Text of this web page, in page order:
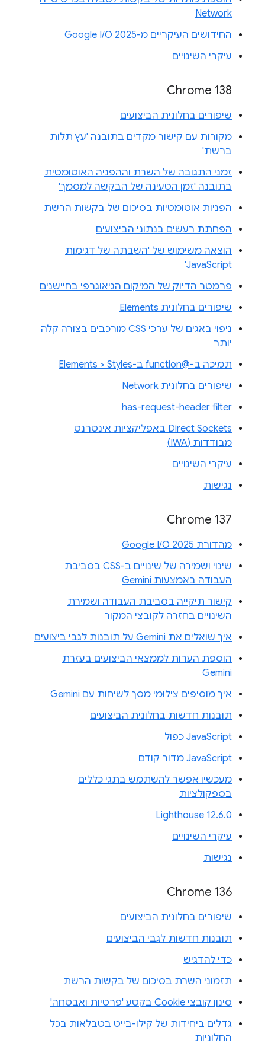
Network
החידושים העיקריים מ-Google I/O 2025
עיקרי השינויים
Chrome 138
שיפורים בחלונית הביצועים
מקורות עם קישור מקדים בתובנה 'עץ תלות
ברשת'
זמני התגובה של השרת וההפניה האוטומטית
בתובנה 'זמן הטעינה של הבקשה למסמך'
הפניות אוטומטיות בסיכום של בקשות הרשת
הפחתת רעשים בנתוני הביצועים
הוצאה משימוש של 'השבתה של דגימות
JavaScript'
פרמטר הדיוק של המיקום הגיאוגרפי בחיישנים
שיפורים בחלונית Elements
ניפוי באגים של ערכי CSS מורכבים בצורה קלה
יותר
תמיכה ב-@function ב-Elements > Styles
שיפורים בחלונית Network
has-request-header filter
Direct Sockets באפליקציות אינטרנט
מבודדות (IWA)
עיקרי השינויים
נגישות
Chrome 137
מהדורת Google I/O 2025
שינוי ושמירה של שינויים ב-CSS בסביבת
העבודה באמצעות Gemini
קישור תיקייה בסביבת העבודה ושמירת
השינויים בחזרה לקובצי המקור
איך שואלים את Gemini על תובנות לגבי ביצועים
הוספת הערות לממצאי הביצועים בעזרת
Gemini
איך מוסיפים צילומי מסך לשיחות עם Gemini
תובנות חדשות בחלונית הביצועים
JavaScript כפול
JavaScript מדור קודם
מעכשיו אפשר להשתמש בתגי כללים
בספקולציות
Lighthouse 12.6.0
עיקרי השינויים
נגישות
Chrome 136
שיפורים בחלונית הביצועים
תובנות חדשות לגבי הביצועים
כדי להדגיש
תזמוני השרת בסיכום של בקשות הרשת
סינון קובצי Cookie בקטע 'פרטיות ואבטחה'
גדלים ביחידות של קילו-בייט בטבלאות בכל
החלוניות